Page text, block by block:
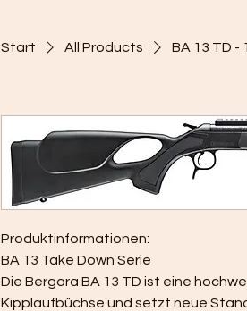
Start All Products BA 13 TD -
Produktinformationen:
BA 13 Take Down Serie
Die Bergara BA 13 TD ist eine
Kipplaufbüchse und setzt neue